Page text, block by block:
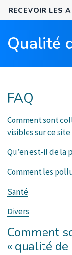
RECEVOIR LES
Qualité
FAQ
Comment sont
visibles sur ce site
Qu’en est-il de la
Comment les
Santé
Divers
Comment
« qualité de